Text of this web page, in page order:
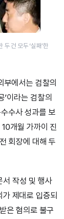
건 모두 ‘실패’한
부에서는 검찰의
’이라는 검찰의
수사 성과를 보
개월 가까이 진
회장에 대해 두
서 작성 및 행사
제대로 입증되
은 혐의로 불구